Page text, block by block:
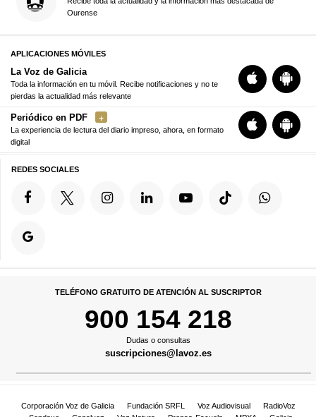
Ourense
APLICACIONES MÓVILES
La Voz de Galicia
Toda la información en tu móvil. Recibe notificaciones y no te
pierdas la actualidad más relevante
Periódico en PDF
La experiencia de lectura del diario impreso, ahora, en formato
digital
REDES SOCIALES
TELÉFONO GRATUITO DE ATENCIÓN AL SUSCRIPTOR
900 154 218
Dudas o consultas
suscripciones@lavoz.es
Corporación Voz de Galicia Fundación SRFL Voz Audiovisual
RadioVoz